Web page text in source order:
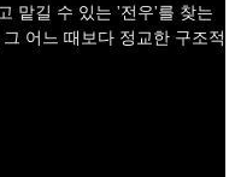
맡길 수 있는 '전우'를 찾는
어느 때보다 정교한 구조적